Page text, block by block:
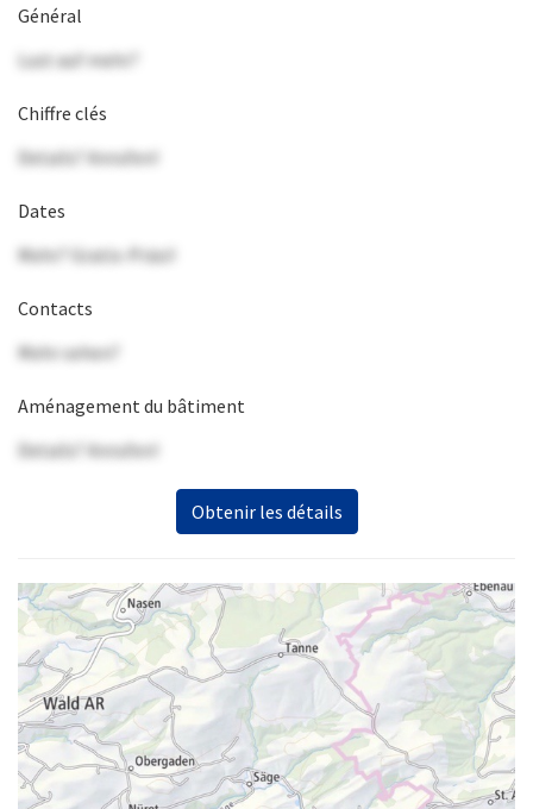
Général
Lust auf mehr?
Chiffre clés
Details? Anrufen!
Dates
Mehr? Gratis-Präsi!
Contacts
Mehr sehen?
Aménagement du bâtiment
Details? Anrufen!
Obtenir les détails